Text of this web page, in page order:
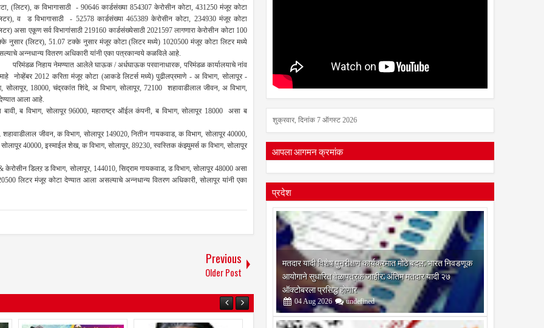
(लिटर), क विभागासाठी - 90646 कार्डसंख्या 854307 केरोसीन कोटा, 431250 मंजूर कोटा
व ड विभागासाठी - 52578 कार्डसंख्या 465389 केरोसीन कोटा, 234930 मंजूर कोटा
असा एकूण सर्व विभागांसाठी 219160 कार्डसंख्येसाठी 2021597 लागणारा केरोसीन कोटा 100
नुसार (लिटर), 51.07 टक्के नुसार मंजूर कोटा (लिटर मध्ये) 1020500 मंजूर कोटा लिटर मध्ये
अन्नधान्य वितरण अधिकारी यांनी एका पत्रकान्वये कळविले आहे.
निहाय नेमण्यात आलेले घाऊक / अर्धघाऊक परवानाधारक, परिमंडळ कार्यालयाचे नांव
नोव्हेंबर 2012 करिता मंजूर कोटा (आकडे लिटर्स मध्ये) पुढीलप्रमाणे - अ विभाग, सोलापूर -
सोलापूर, 18000, चंद्रकांत शिंदे, अ विभाग, सोलापूर, 72100 शहावाडीलाल जीवन, अ विभाग,
देण्यात आला आहे.
ब विभाग, सोलापूर 96000, महाराष्ट्र ऑईल कंपनी, ब विभाग, सोलापूर 18000 असा ब
जीवन, क विभाग, सोलापूर 149020, नितीन गायकवाड, क विभाग, सोलापूर 40000,
40000, इस्माईल शेख, क विभाग, सोलापूर, 89230, स्वस्तिक कंझ्युमर्स क विभाग, सोलापूर
डिलऱ ड विभाग, सोलापूर, 144010, सिद्राम गायकवाड, ड विभाग, सोलापूर 48000 असा
लिटर मंजूर कोटा देण्यात आला असल्याचे अन्नधान्य वितरण अधिकारी, सोलापूर यांनी एका
Previous
Older Post
शुक्रवार, दिनांक 7 ऑगस्ट 2026
आपला आगमन क्रमांक
प्रदेश
मतदार यादी विशेष पुनरीक्षण कार्यक्रमात मोठे बदल; भारत निवडणूक
आयोगाने सुधारित वेळापत्रक जाहीर; अंतिम मतदार यादी २७
ऑक्टोबरला प्रसिद्ध होणार
04 Aug 2026 undefined